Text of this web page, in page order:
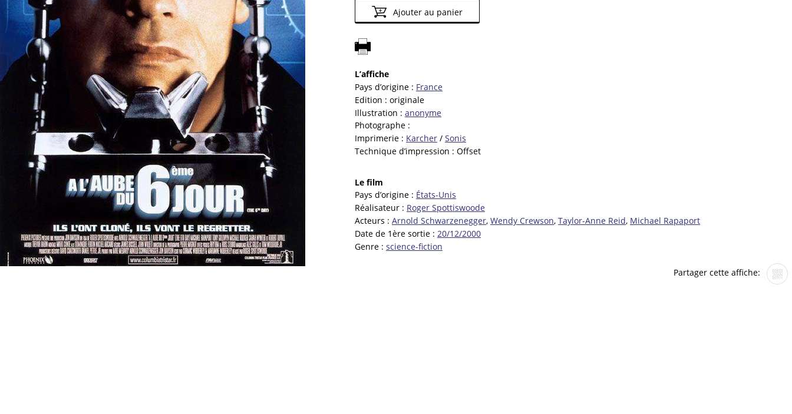
Ajouter au panier
L’affiche
Pays d’origine : France
Edition : originale
Illustration : anonyme
Photographe :
Imprimerie : Karcher / Sonis
Technique d’impression : Offset
Le film
Pays d’origine : États-Unis
Réalisateur : Roger Spottiswoode
Acteurs : Arnold Schwarzenegger, Wendy Crewson, Taylor-Anne Reid, Michael Rapaport
Date de 1ère sortie : 20/12/2000
Genre : science-fiction
Partager cette affiche: